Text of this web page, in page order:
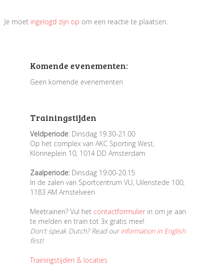
Je moet ingelogd zijn op om een reactie te plaatsen.
Komende evenementen:
Geen komende evenementen
Trainingstijden
Veldperiode: Dinsdag 19.30-21.00
Op het complex van AKC Sporting West,
Klönneplein 10, 1014 DD Amsterdam
Zaalperiode:Dinsdag 19:00-20.15
In de zalen van Sportcentrum VU, Uilenstede 100,
1183 AM Amstelveen
Meetrainen? Vul het contactformulierin om je aan
te melden en train tot 3x gratis mee!
Don't speak Dutch? Read ourinformation in English
first!
Trainingstijden & locaties